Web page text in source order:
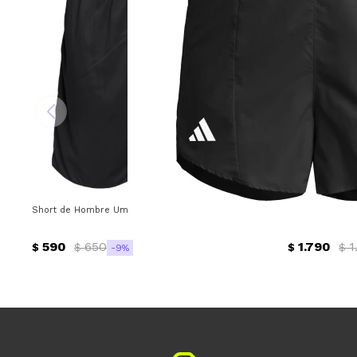
Short de Hombre Umbro Basico Futbol Umbro - Negro
$ 590 $ 650 9
Short de
$ 1.790 $